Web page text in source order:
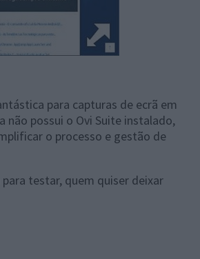
para capturas de ecrã em
não possui o Ovi Suite instalado,
o processo e gestão de
testar, quem quiser deixar